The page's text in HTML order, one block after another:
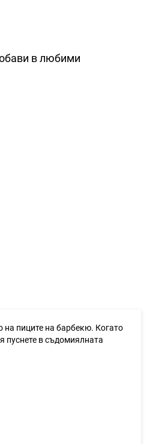
в любими
на пиците на барбекю. Когато
пуснете в съдомиялната